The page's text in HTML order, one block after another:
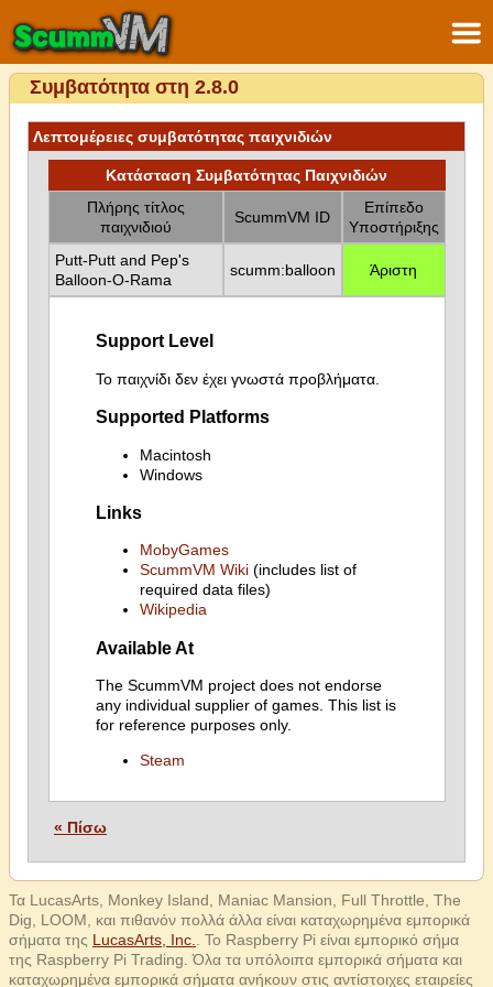
Συμβατότητα στη 2.8.0
Λεπτομέρειες συμβατότητας παιχνιδιών
Κατάσταση Συμβατότητας Παιχνιδιών
Πλήρης τίτλος
παιχνιδιού
ScummVM ID
Επίπεδο
Υποστήριξης
Putt-Putt and Pep's
Balloon-O-Rama
scumm:balloon Άριστη
Support Level
Το παιχνίδι δεν έχει γνωστά προβλήματα.
Supported Platforms
Macintosh
Windows
Links
MobyGames
ScummVM Wiki(includes list of
required data files)
Wikipedia
Available At
The ScummVM project does not endorse
any individual supplier of games. This list is
for reference purposes only.
Steam
« Πίσω
Τα LucasArts, Monkey Island, Maniac Mansion, Full Throttle, The
Dig, LOOM, και πιθανόν πολλά άλλα είναι καταχωρημένα εμπορικά
σήματα της LucasArts, Inc.
. Το Raspberry Pi είναι εμπορικό σήμα
της Raspberry Pi Trading. Όλα τα υπόλοιπα εμπορικά σήματα και
καταχωρημένα εμπορικά σήματα ανήκουν στις αντίστοιχες εταιρείες